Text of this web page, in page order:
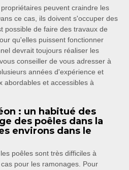
peuvent craindre les
ce cas, ils doivent s'occuper des
possible de faire des travaux de
qu'elles puissent fonctionner
devrait toujours réaliser les
conseiller de vous adresser à
années d'expérience et
abordables et accessibles à
: un habitué des
des poêles dans la
environs dans le
poêles sont très difficiles à
pour les ramonages. Pour